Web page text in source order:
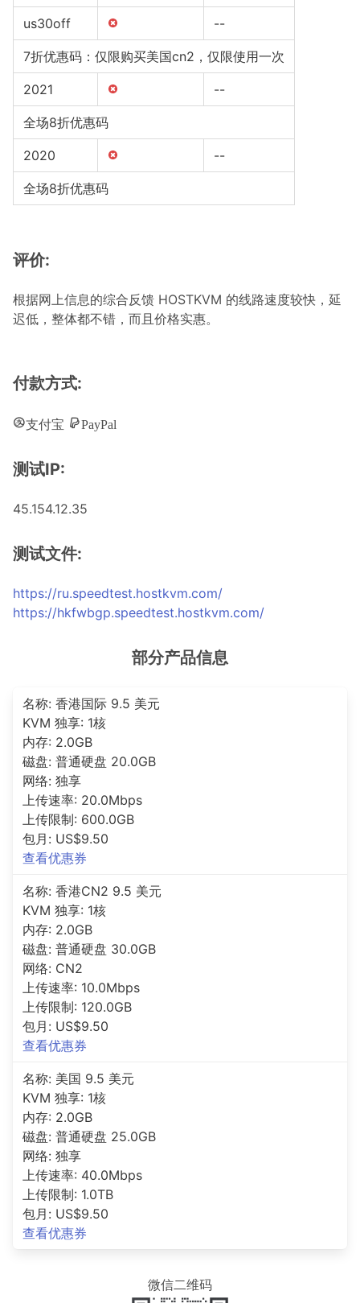
us30off --
7折优惠码：仅限购买美国cn2，仅限使用一次
2021 --
全场8折优惠码
2020 --
全场8折优惠码
评价:
根据网上信息的综合反馈 HOSTKVM 的线路速度较快，延
迟低，整体都不错，而且价格实惠。
付款方式:
支付宝 PayPal
测试IP:
45.154.12.35
测试文件:
https://ru.speedtest.hostkvm.com/
https://hkfwbgp.speedtest.hostkvm.com/
部分产品信息
名称: 香港国际 9.5 美元
KVM 独享: 1核
内存: 2.0GB
磁盘: 普通硬盘 20.0GB
网络: 独享
上传速率: 20.0Mbps
上传限制: 600.0GB
包月: US$9.50
查看优惠券
名称: 香港CN2 9.5 美元
KVM 独享: 1核
内存: 2.0GB
磁盘: 普通硬盘 30.0GB
网络: CN2
上传速率: 10.0Mbps
上传限制: 120.0GB
包月: US$9.50
查看优惠券
名称: 美国 9.5 美元
KVM 独享: 1核
内存: 2.0GB
磁盘: 普通硬盘 25.0GB
网络: 独享
上传速率: 40.0Mbps
上传限制: 1.0TB
包月: US$9.50
查看优惠券
微信二维码